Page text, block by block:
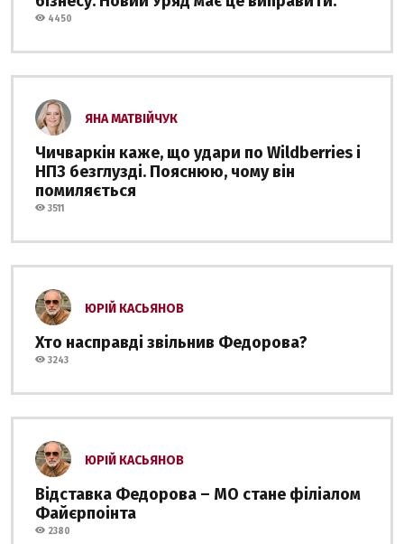
4450
ЯНА МАТВІЙЧУК
Чичваркін каже, що удари по Wildberries і
НПЗ безглузді. Пояснюю, чому він
помиляється
3511
ЮРІЙ КАСЬЯНОВ
Хто насправді звільнив Федорова?
3243
ЮРІЙ КАСЬЯНОВ
Відставка Федорова – МО стане філіалом
Файєрпоінта
2380